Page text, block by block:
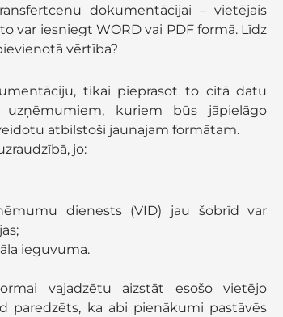
dokumentācijai – vietējais
var iesniegt WORD vai PDF formā. Līdz
vērtība?
tikai pieprasot to citā datu
kuriem būs jāpielāgo
atbilstoši jaunajam formātam.
jo:
dienests (VID) jau šobrīd var
ieguvuma.
vajadzētu aizstāt esošo vietējo
ka abi pienākumi pastāvēs